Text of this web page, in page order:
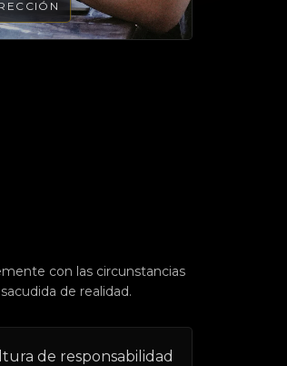
con las circunstancias
de realidad.
de responsabilidad